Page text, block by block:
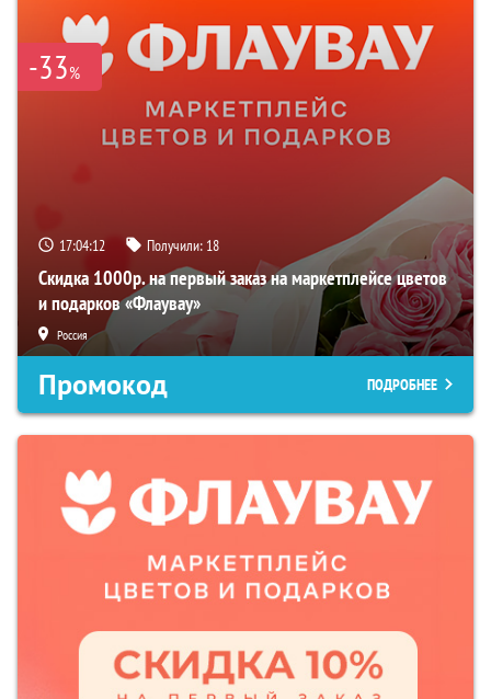
-33%
17:04:11 Получили: 18
Скидка 1000р. на первый заказ на маркетплейсе цветов
и подарков «Флаувау»
Россия
Промокод ПОДРОБНЕЕ